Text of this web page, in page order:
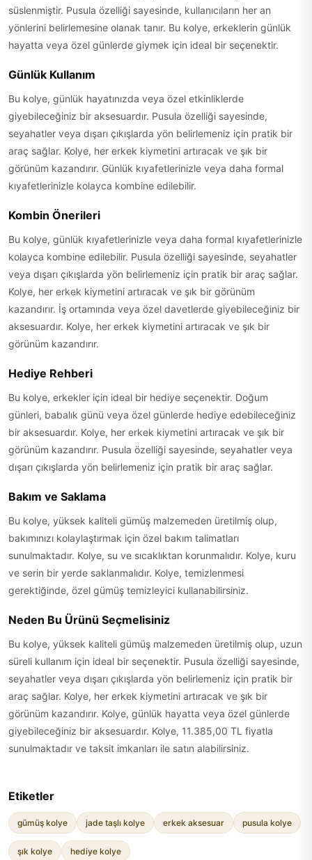
süslenmiştir. Pusula özelliği sayesinde, kullanıcıların her an
yönlerini belirlemesine olanak tanır. Bu kolye, erkeklerin günlük
hayatta veya özel günlerde giymek için ideal bir seçenektir.
Günlük Kullanım
Bu kolye, günlük hayatınızda veya özel etkinliklerde
giyebileceğiniz bir aksesuardır. Pusula özelliği sayesinde,
seyahatler veya dışarı çıkışlarda yön belirlemeniz için pratik bir
araç sağlar. Kolye, her erkek kiymetini artıracak ve şık bir
görünüm kazandırır. Günlük kıyafetlerinizle veya daha formal
kıyafetlerinizle kolayca kombine edilebilir.
Kombin Önerileri
Bu kolye, günlük kıyafetlerinizle veya daha formal kıyafetlerinizle
kolayca kombine edilebilir. Pusula özelliği sayesinde, seyahatler
veya dışarı çıkışlarda yön belirlemeniz için pratik bir araç sağlar.
Kolye, her erkek kiymetini artıracak ve şık bir görünüm
kazandırır. İş ortamında veya özel davetlerde giyebileceğiniz bir
aksesuardır. Kolye, her erkek kiymetini artıracak ve şık bir
görünüm kazandırır.
Hediye Rehberi
Bu kolye, erkekler için ideal bir hediye seçenektir. Doğum
günleri, babalık günü veya özel günlerde hediye edebileceğiniz
bir aksesuardır. Kolye, her erkek kiymetini artıracak ve şık bir
görünüm kazandırır. Pusula özelliği sayesinde, seyahatler veya
dışarı çıkışlarda yön belirlemeniz için pratik bir araç sağlar.
Bakım ve Saklama
Bu kolye, yüksek kaliteli gümüş malzemeden üretilmiş olup,
bakımınızı kolaylaştırmak için özel bakım talimatları
sunulmaktadır. Kolye, su ve sıcaklıktan korunmalıdır. Kolye, kuru
ve serin bir yerde saklanmalıdır. Kolye, temizlenmesi
gerektiğinde, özel gümüş temizleyici kullanabilirsiniz.
Neden Bu Ürünü Seçmelisiniz
Bu kolye, yüksek kaliteli gümüş malzemeden üretilmiş olup, uzun
süreli kullanım için ideal bir seçenektir. Pusula özelliği sayesinde,
seyahatler veya dışarı çıkışlarda yön belirlemeniz için pratik bir
araç sağlar. Kolye, her erkek kiymetini artıracak ve şık bir
görünüm kazandırır. Kolye, günlük hayatta veya özel günlerde
giyebileceğiniz bir aksesuardır. Kolye, 11.385,00 TL fiyatla
sunulmaktadır ve taksit imkanları ile satın alabilirsiniz.
Etiketler
gümüş kolye jade taşlı kolye erkek aksesuar pusula kolye
şık kolye hediye kolye